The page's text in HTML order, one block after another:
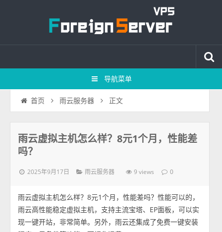
导航菜单
首页 雨云服务器 正文
雨云虚拟主机怎么样？8元1个月，性能差
吗？
2025年9月17日 雨云服务器 9 views 0
雨云虚拟主机怎么样？8元1个月，性能差吗？性能可以的，
雨云高性能稳定虚拟主机，支持主流宝塔、EP面板，可以实
现一键开站，非常简单。另外，雨云还集成了免费一键安装